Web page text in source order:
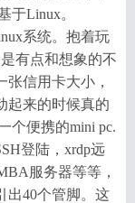
于Linux。
系统。抱着玩
有点和想象的不
信用卡大小，
起来的时候真的
个便携的mini pc.
登陆，xrdp远
服务器等等，
出40个管脚。这